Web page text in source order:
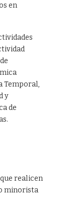
en
Temporal,
y
de
realicen
minorista